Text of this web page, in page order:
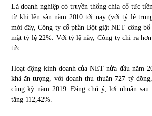
13/10/2021
Top 10 xe bán chạy nhất tháng 9/
Là doanh nghiệp có truyền thống chia cổ tức
từ khi lên sàn năm 2010 tới nay (với tỷ lệ
mới đây, Công ty cổ phần Bột giặt NET công bố
mặt tỷ lệ 22%. Với tỷ lệ này, Công ty chi ra
tức.
Hoạt động kinh doanh của NET nửa đầu năm
khá ấn tượng, với doanh thu thuần 727 tỷ
cùng kỳ năm 2019. Ðáng chú ý, lợi nhuận sau
tăng 112,42%.